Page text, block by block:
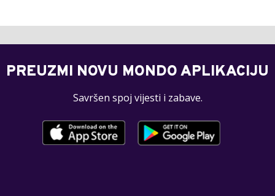
PREUZMI NOVU MONDO APLIKACIJU
Savršen spoj vijesti i zabave.